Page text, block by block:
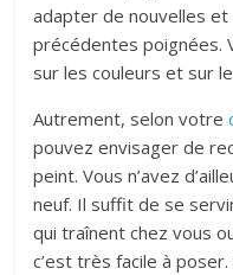
adapter de nouvelles
précédentes poignées.
sur les couleurs et sur
Autrement, selon votre
pouvez envisager de
peint. Vous n’avez
neuf. Il suffit de se
qui traînent chez vous
c’est très facile à